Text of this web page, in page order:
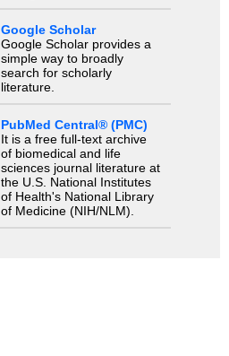
Google Scholar
Google Scholar provides a
simple way to broadly
search for scholarly
literature.
PubMed Central® (PMC)
It is a free full-text archive
of biomedical and life
sciences journal literature at
the U.S. National Institutes
of Health's National Library
of Medicine (NIH/NLM).